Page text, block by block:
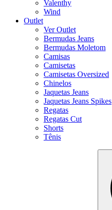
Valenthy
Wind
Outlet
Ver Outlet
Bermudas Jeans
Bermudas Moletom
Camisas
Camisetas
Camisetas Oversized
Chinelos
Jaquetas Jeans
Jaquetas Jeans Spikes
Regatas
Regatas Cut
Shorts
Tênis